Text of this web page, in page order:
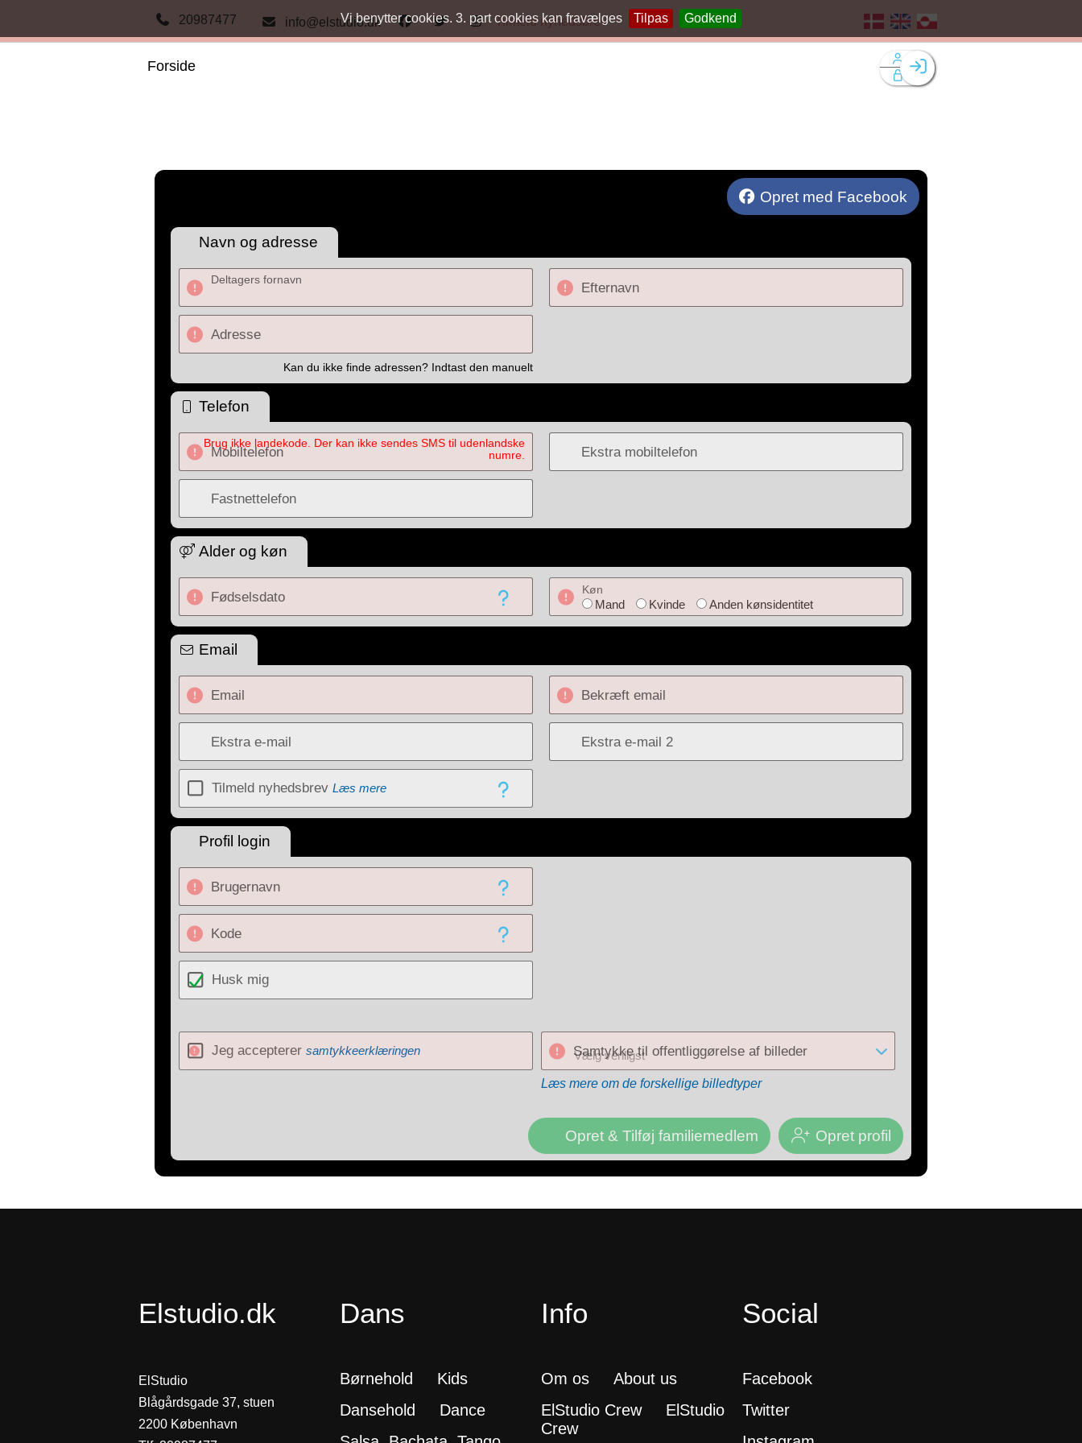
Vi benytter cookies. 3. part cookies kan fravælges Tilpas Godkend
20987477 info@elstudio.dk Tilmeld nyhedsbrev
Log ind
Forside
Opret med Facebook
Navn og adresse
Deltagers fornavn
Efternavn
Adresse
Kan du ikke finde adressen? Indtast den manuelt
Telefon
Brug ikke landekode. Der kan ikke sendes SMS til udenlandske
numre.
Mobiltelefon Ekstra mobiltelefon
Fastnettelefon
Alder og køn
Fødselsdato Køn
Mand Kvinde Anden kønsidentitet
Email
Email Bekræft email
Ekstra e-mail Ekstra e-mail 2
Tilmeld nyhedsbrev Læs mere
Profil login
Brugernavn
Kode
Husk mig
Jeg accepterer samtykkeerklæringen Vælg venligst
Samtykke til offentliggørelse af billeder
Læs mere om de forskellige billedtyper
Opret profil
Opret & Tilføj familiemedlem
Elstudio.dk
ElStudio
Blågårdsgade 37, stuen
2200 København
Dans
Børnehold
Kids
Dansehold
Dance
Info
Om os
About us
ElStudio Crew
ElStudio
Crew
Social
Facebook
Twitter